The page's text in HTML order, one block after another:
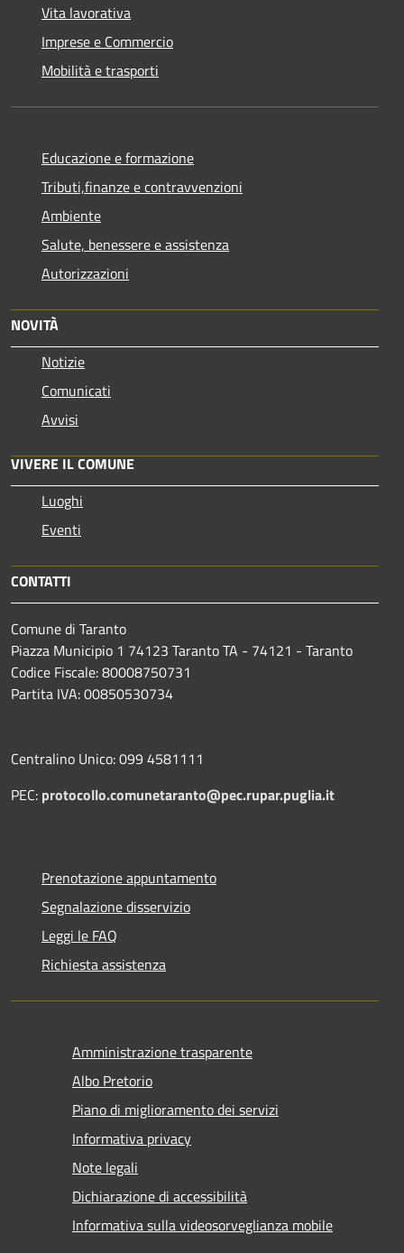
Vita lavorativa
Imprese e Commercio
Mobilità e trasporti
Educazione e formazione
Tributi,finanze e contravvenzioni
Ambiente
Salute, benessere e assistenza
Autorizzazioni
NOVITÀ
Notizie
Comunicati
Avvisi
VIVERE IL COMUNE
Luoghi
Eventi
CONTATTI
Comune di Taranto
Piazza Municipio 1 74123 Taranto TA - 74121 - Taranto
Codice Fiscale: 80008750731
Partita IVA: 00850530734
Centralino Unico: 099 4581111
PEC: protocollo.comunetaranto@pec.rupar.puglia.it
Prenotazione appuntamento
Segnalazione disservizio
Leggi le FAQ
Richiesta assistenza
Amministrazione trasparente
Albo Pretorio
Piano di miglioramento dei servizi
Informativa privacy
Note legali
Dichiarazione di accessibilità
Informativa sulla videosorveglianza mobile